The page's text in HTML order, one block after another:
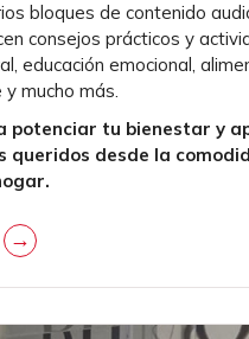
bloques de contenido
consejos prácticos y
educación emocional,
mucho más.
potenciar tu bienestar y
queridos desde la
→